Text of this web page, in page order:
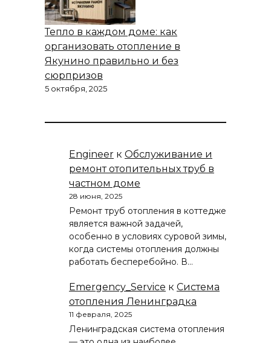
Тепло в каждом доме: как
организовать отопление в
Якунино правильно и без
сюрпризов
5 октября, 2025
Engineer к Обслуживание и
ремонт отопительных труб в
частном доме
28 июня, 2025
Ремонт труб отопления в коттедже
является важной задачей,
особенно в условиях суровой зимы,
когда системы отопления должны
работать бесперебойно. В…
Emergency_Service к Система
отопления Ленинградка
11 февраля, 2025
Ленинградская система отопления